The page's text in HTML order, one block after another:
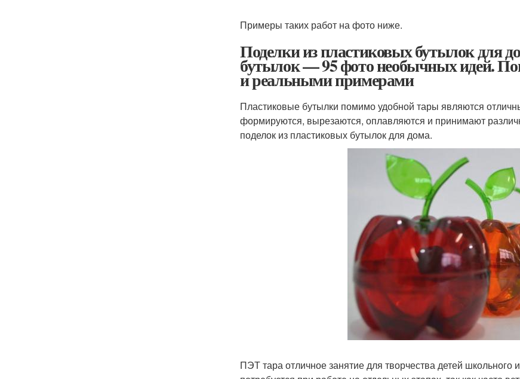
Примеры таких работ на фото ниже.
Поделки из пластиковых бутылок для
бутылок — 95 фото необычных идей.
и реальными примерами
Пластиковые бутылки помимо удобной тары являются
формируются, вырезаются, оплавляются и принимают
поделок из пластиковых бутылок для дома.
ПЭТ тара отличное занятие для творчества детей